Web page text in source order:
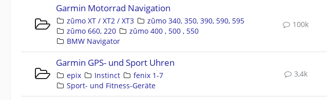
Garmin Motorrad Navigation
zûmo XT / XT2 / XT3
zûmo 340, 350, 390, 590, 595
zûmo 660, 220
zûmo 400 , 500 , 550
BMW Navigator
100k
Garmin GPS- und Sport Uhren
epix Instinct
fenix 1-7
Sport- und Fitness-Geräte
3,4k